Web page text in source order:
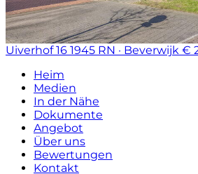
Uiverhof 16 1945 RN · Beverwijk €
Heim
Medien
In der Nähe
Dokumente
Angebot
Über uns
Bewertungen
Kontakt